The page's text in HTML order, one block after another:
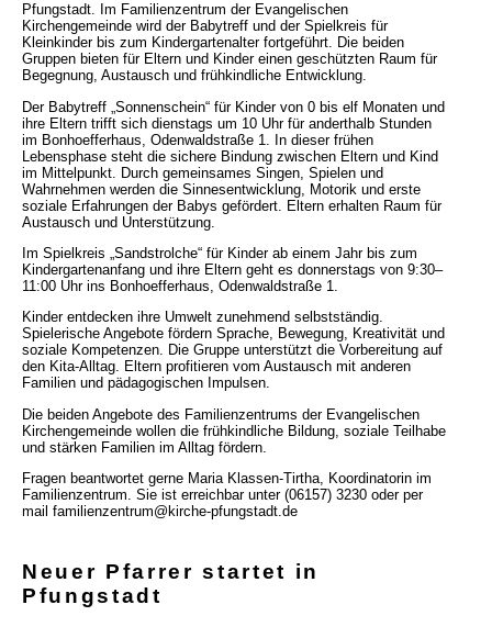
Pfungstadt. Im Familienzentrum der Evangelischen
Kirchengemeinde wird der Babytreff und der Spielkreis für
Kleinkinder bis zum Kindergartenalter fortgeführt. Die beiden
Gruppen bieten für Eltern und Kinder einen geschützten Raum für
Begegnung, Austausch und frühkindliche Entwicklung.
Der Babytreff „Sonnenschein“ für Kinder von 0 bis elf Monaten und
ihre Eltern trifft sich dienstags um 10 Uhr für anderthalb Stunden
im Bonhoefferhaus, Odenwaldstraße 1. In dieser frühen
Lebensphase steht die sichere Bindung zwischen Eltern und Kind
im Mittelpunkt. Durch gemeinsames Singen, Spielen und
Wahrnehmen werden die Sinnesentwicklung, Motorik und erste
soziale Erfahrungen der Babys gefördert. Eltern erhalten Raum für
Austausch und Unterstützung.
Im Spielkreis „Sandstrolche“ für Kinder ab einem Jahr bis zum
Kindergartenanfang und ihre Eltern geht es donnerstags von 9:30–
11:00 Uhr ins Bonhoefferhaus, Odenwaldstraße 1.
Kinder entdecken ihre Umwelt zunehmend selbstständig.
Spielerische Angebote fördern Sprache, Bewegung, Kreativität und
soziale Kompetenzen. Die Gruppe unterstützt die Vorbereitung auf
den Kita-Alltag. Eltern profitieren vom Austausch mit anderen
Familien und pädagogischen Impulsen.
Die beiden Angebote des Familienzentrums der Evangelischen
Kirchengemeinde wollen die frühkindliche Bildung, soziale Teilhabe
und stärken Familien im Alltag fördern.
Fragen beantwortet gerne Maria Klassen-Tirtha, Koordinatorin im
Familienzentrum. Sie ist erreichbar unter (06157) 3230 oder per
mail familienzentrum@kirche-pfungstadt.de
Neuer Pfarrer startet in
Pfungstadt